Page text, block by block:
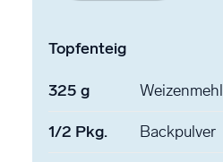
Topfenteig
325 g Weizenmehl
1/2 Pkg. Backpulver